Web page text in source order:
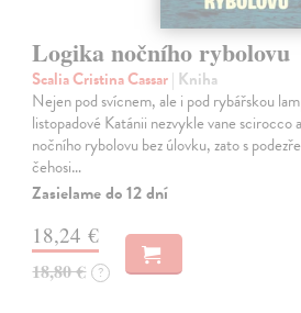
Logika nočního rybolovu
Scalia Cristina Cassar| Kniha
Nejen pod svícnem, ale i pod rybářskou
listopadové Katánii nezvykle vane scirocco
nočního rybolovu bez úlovku, zato s
čehosi…
Zasielame do 12 dní
18,24 €
18,80 € ?